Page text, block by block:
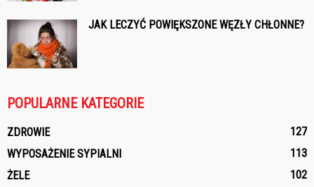
JAK LECZYĆ POWIĘKSZONE WĘZŁY CHŁONNE?
POPULARNE KATEGORIE
ZDROWIE
127
WYPOSAŻENIE SYPIALNI
113
ŻELE
102